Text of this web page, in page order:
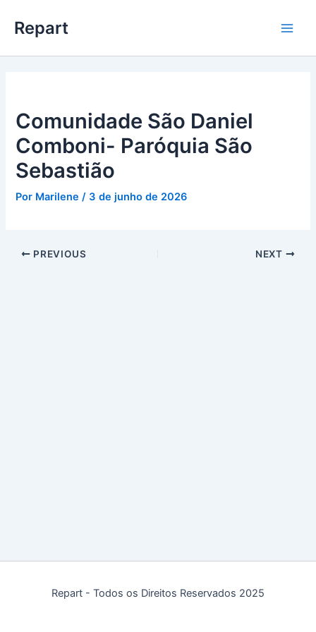
para
conteúdo
Repart
Comunidade São Daniel
Comboni- Paróquia São
Sebastião
Por Marilene/ 3 de junho de 2026
PREVIOUS NEXT
Repart - Todos os Direitos Reservados 2025